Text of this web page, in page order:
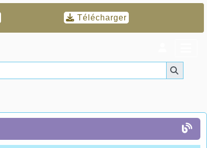
Télécharger